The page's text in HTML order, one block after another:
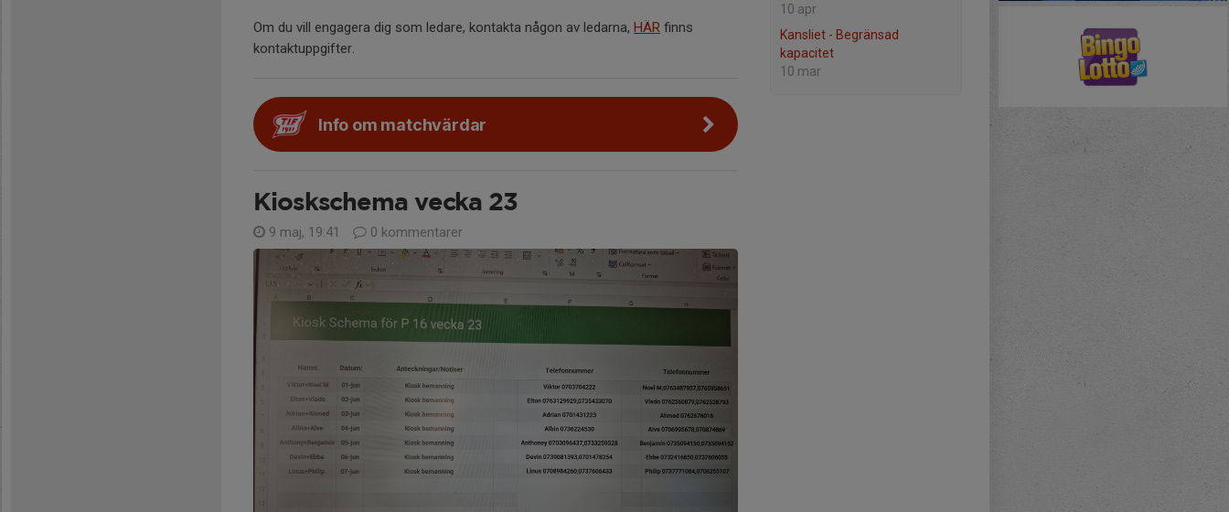
10 apr
Kansliet - Begränsad
kapacitet
10 mar
Om du vill engagera dig som ledare, kontakta någon av ledarna, HÄR finns
kontaktuppgifter.
Info om matchvärdar
Kioskschema vecka 23
9 maj, 19:41 0 kommentarer